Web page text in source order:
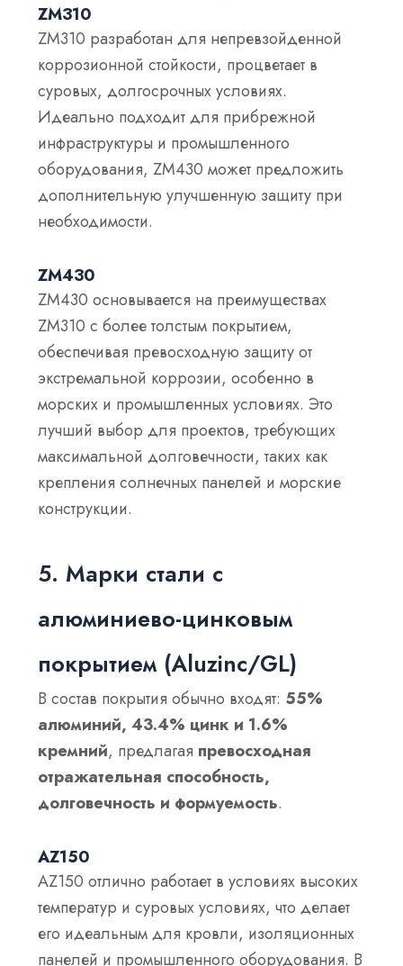
ZM310
ZM310 разработан для непревзойденной
коррозионной стойкости, процветает в
суровых, долгосрочных условиях.
Идеально подходит для прибрежной
инфраструктуры и промышленного
оборудования, ZM430 может предложить
дополнительную улучшенную защиту при
необходимости.
ZM430
ZM430 основывается на преимуществах
ZM310 с более толстым покрытием,
обеспечивая превосходную защиту от
экстремальной коррозии, особенно в
морских и промышленных условиях. Это
лучший выбор для проектов, требующих
максимальной долговечности, таких как
крепления солнечных панелей и морские
конструкции.
5. Марки стали с
алюминиево-цинковым
покрытием (Aluzinc/GL)
В состав покрытия обычно входят: 55%
алюминий, 43.4% цинк и 1.6%
кремний, предлагая превосходная
отражательная способность,
долговечность и формуемость.
AZ150
AZ150 отлично работает в условиях высоких
температур и суровых условиях, что делает
его идеальным для кровли, изоляционных
панелей и промышленного оборудования. В